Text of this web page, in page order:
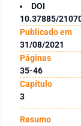
DOI
10.37885/
Publicado em
31/08/2021
Páginas
35-46
Capítulo
3
Resumo